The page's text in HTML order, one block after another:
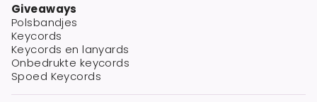
Giveaways
Polsbandjes
Keycords
Keycords en lanyards
Onbedrukte keycords
Spoed Keycords